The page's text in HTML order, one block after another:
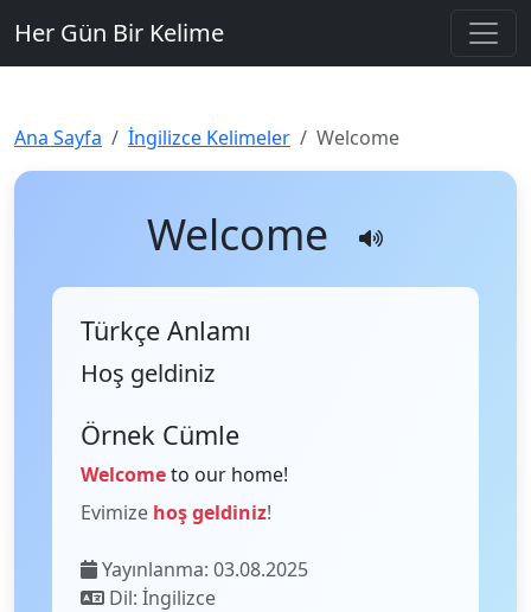
Her Gün Bir Kelime
Ana Sayfa İngilizce Kelimeler Welcome
Welcome
Türkçe Anlamı
Hoş geldiniz
Örnek Cümle
Welcometo our home!
Evimize hoş geldiniz!
Yayınlanma: 03.08.2025
Dil: İngilizce